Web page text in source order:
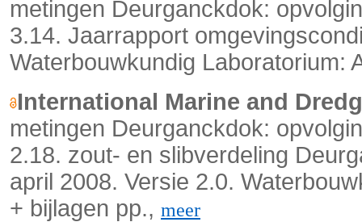
metingen Deurganckdok:
3.14. Jaarrapport
Waterbouwkundig Laboratorium:
International Marine and
metingen Deurganckdok:
2.18. zout- en slibverdeling
april 2008. Versie 2.0.
+ bijlagen pp., meer